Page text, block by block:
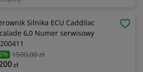
Silnika ECU Caddilac
6,0 Numer serwisowy
1500,00 zł
zł